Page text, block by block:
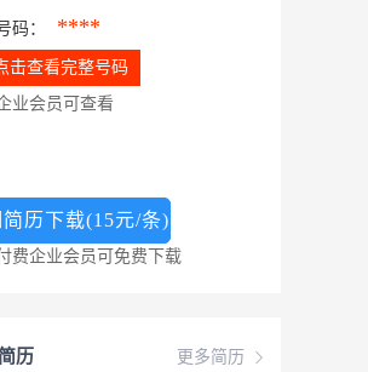
码： ****
击查看完整号码
业会员可查看
历下载(15元/条)
费企业会员可免费下载
更多简历
历